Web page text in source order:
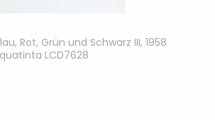
Rot, Grün und Schwarz III, 1958
LCD7628